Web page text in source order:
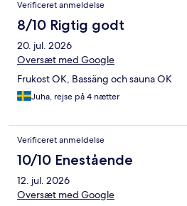
Verificeret anmeldelse
8/10 Rigtig godt
20. jul. 2026
Oversæt med Google
Frukost OK, Bassäng och sauna OK
Juha, rejse på 4 nætter
Verificeret anmeldelse
10/10 Enestående
12. jul. 2026
Oversæt med Google